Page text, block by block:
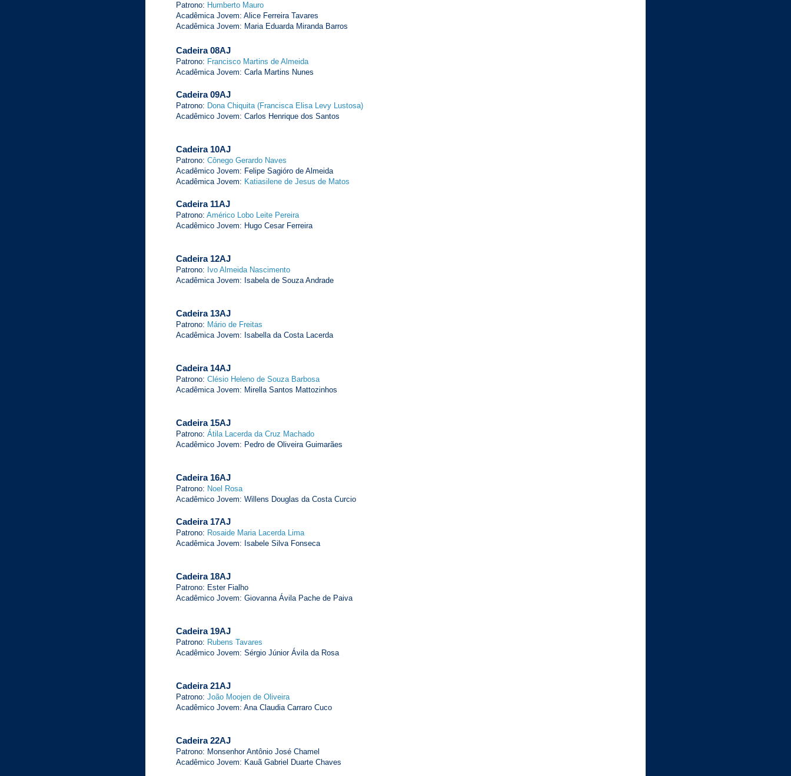
Patrono: Humberto Mauro
Acadêmica Jovem: Alice Ferreira Tavares
Acadêmica Jovem: Maria Eduarda Miranda Barros
Cadeira 08AJ
Patrono: Francisco Martins de Almeida
Acadêmica Jovem: Carla Martins Nunes
Cadeira 09AJ
Patrono: Dona Chiquita (Francisca Elisa Levy Lustosa)
Acadêmico Jovem: Carlos Henrique dos Santos
Cadeira 10AJ
Patrono: Cônego Gerardo Naves
Acadêmico Jovem: Felipe Sagióro de Almeida
Acadêmica Jovem: Katiasilene de Jesus de Matos
Cadeira 11AJ
Patrono: Américo Lobo Leite Pereira
Acadêmico Jovem: Hugo Cesar Ferreira
Cadeira 12AJ
Patrono: Ivo Almeida Nascimento
Acadêmica Jovem: Isabela de Souza Andrade
Cadeira 13AJ
Patrono: Mário de Freitas
Acadêmica Jovem: Isabella da Costa Lacerda
Cadeira 14AJ
Patrono: Clésio Heleno de Souza Barbosa
Acadêmica Jovem: Mirella Santos Mattozinhos
Cadeira 15AJ
Patrono: Átila Lacerda da Cruz Machado
Acadêmico Jovem: Pedro de Oliveira Guimarães
Cadeira 16AJ
Patrono: Noel Rosa
Acadêmico Jovem: Willens Douglas da Costa Curcio
Cadeira 17AJ
Patrono: Rosaide Maria Lacerda Lima
Acadêmica Jovem: Isabele Silva Fonseca
Cadeira 18AJ
Patrono: Ester Fialho
Acadêmico Jovem: Giovanna Ávila Pache de Paiva
Cadeira 19AJ
Patrono: Rubens Tavares
Acadêmico Jovem: Sérgio Júnior Ávila da Rosa
Cadeira 21AJ
Patrono: João Moojen de Oliveira
Acadêmico Jovem: Ana Claudia Carraro Cuco
Cadeira 22AJ
Patrono: Monsenhor Antônio José Chamel
Acadêmico Jovem: Kauã Gabriel Duarte Chaves